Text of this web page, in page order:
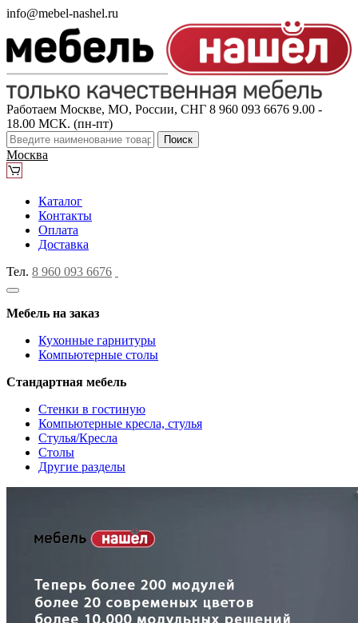
info@mebel-nashel.ru
Работаем Москве, МО, России, СНГ 8 960 093 6676 9.00 -
18.00 МСК. (пн-пт)
Поиск
Москва
Каталог
Контакты
Оплата
Доставка
Тел. 8 960 093 6676
Мебель на заказ
Кухонные гарнитуры
Компьютерные столы
Стандартная мебель
Стенки в гостиную
Компьютерные кресла, стулья
Стулья/Кресла
Столы
Другие разделы